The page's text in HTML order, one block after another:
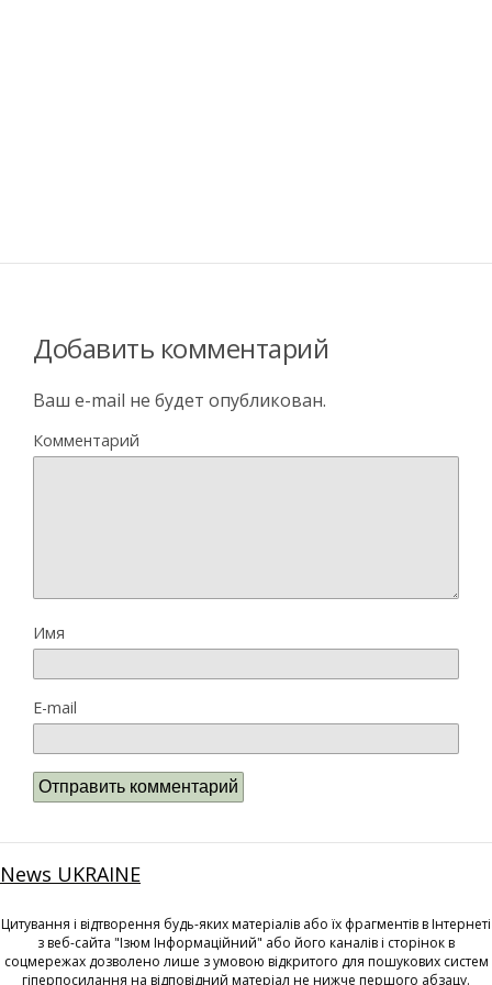
Добавить комментарий
Ваш e-mail не будет опубликован.
Комментарий
Имя
E-mail
News UKRAINE
Цитування і відтворення будь-яких матеріалів або їх фрагментів в Інтернеті
з веб-сайта "Ізюм Інформаційний" або його каналів і сторінок в
соцмережах дозволено лише з умовою відкритого для пошукових систем
гіперпосилання на відповідний матеріал не нижче першого абзацу.